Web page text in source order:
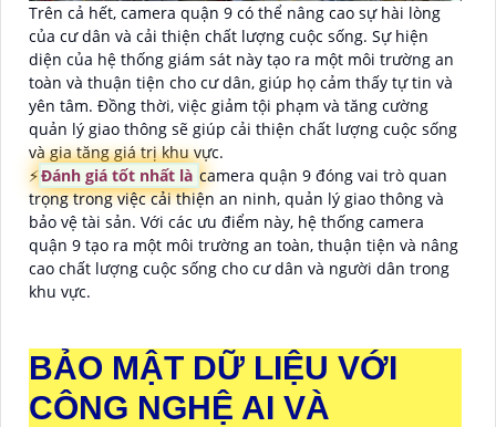
Trên cả hết, camera quận 9 có thể nâng cao sự hài lòng
của cư dân và cải thiện chất lượng cuộc sống. Sự hiện
diện của hệ thống giám sát này tạo ra một môi trường an
toàn và thuận tiện cho cư dân, giúp họ cảm thấy tự tin và
yên tâm. Đồng thời, việc giảm tội phạm và tăng cường
quản lý giao thông sẽ giúp cải thiện chất lượng cuộc sống
và gia tăng giá trị khu vực.
️⚡Đánh giá tốt nhất là camera quận 9 đóng vai trò quan
trọng trong việc cải thiện an ninh, quản lý giao thông và
bảo vệ tài sản. Với các ưu điểm này, hệ thống camera
quận 9 tạo ra một môi trường an toàn, thuận tiện và nâng
cao chất lượng cuộc sống cho cư dân và người dân trong
khu vực.
BẢO MẬT DỮ LIỆU VỚI
CÔNG NGHỆ AI VÀ